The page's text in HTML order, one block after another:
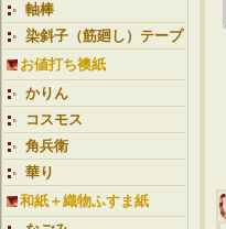
軸棒
染斜子（筋廻し）テープ
お値打ち襖紙
かりん
コスモス
角兵衛
華り
和紙＋織物ふすま紙